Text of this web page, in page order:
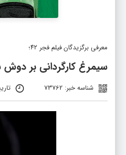
معرفی برگزیدگان فیلم فجر ۴۲؛
سیمرغ کارگردانی بر دوش
شناسه خبر: 73762 تاریخ و